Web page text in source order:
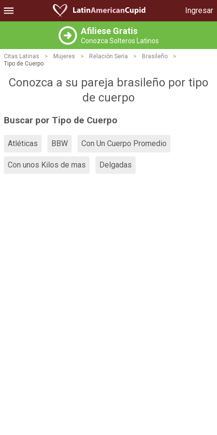
Ingresar
Afiliese Gratis
Conozca Solteros Latinos
Citas Latinas > Mujeres > Relación Seria > Brasileño
>
Tipo de Cuerpo
Conozca a su pareja brasileño por tipo
de cuerpo
Buscar por Tipo de Cuerpo
Atléticas BBW Con Un Cuerpo Promedio
Con unos Kilos de mas Delgadas